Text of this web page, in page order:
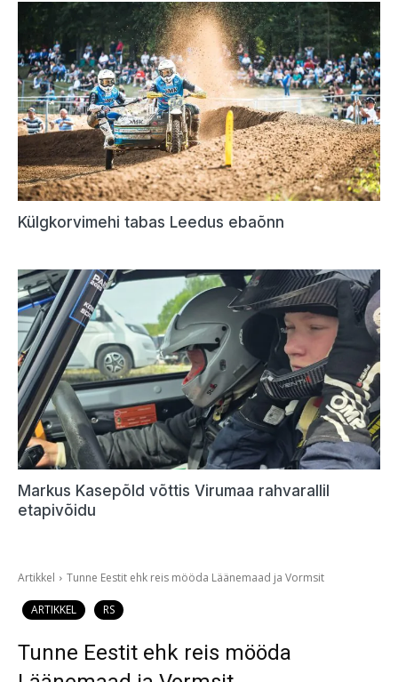
Külgkorvimehi tabas Leedus ebaõnn
Markus Kasepõld võttis Virumaa rahvarallil
etapivõidu